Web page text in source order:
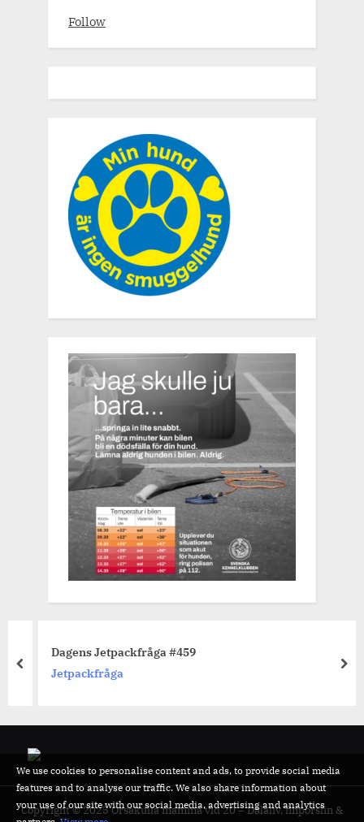
Follow
Dagens Jetpackfråga #459
Jetpackfråga
prev
Copyright © 2025 Orsakulla mamma vid 20 – Dalaliv, finporslin &
We use cookies to personalise content and ads, to provide social media
features and to analyse our traffic. We also share information about
your use of our site with our social media, advertising and analytics